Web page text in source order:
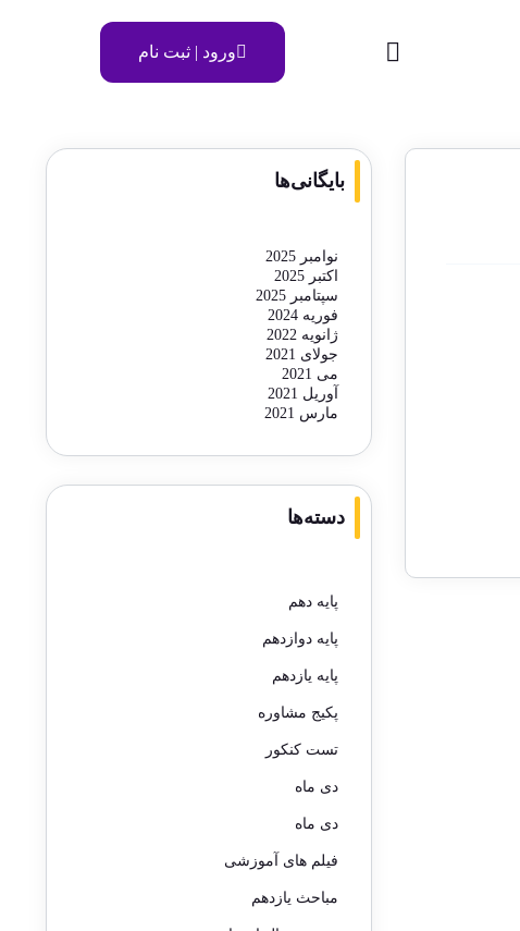
ورود | ثبت نام
بایگانی‌ها
نوامبر 2025
اکتبر 2025
سپتامبر 2025
فوریه 2024
ژانویه 2022
جولای 2021
می 2021
آوریل 2021
مارس 2021
دسته‌ها
پایه دهم
پایه دوازدهم
پایه یازدهم
پکیج مشاوره
تست کنکور
دی ماه
دی ماه
فیلم های آموزشی
مباحث یازدهم